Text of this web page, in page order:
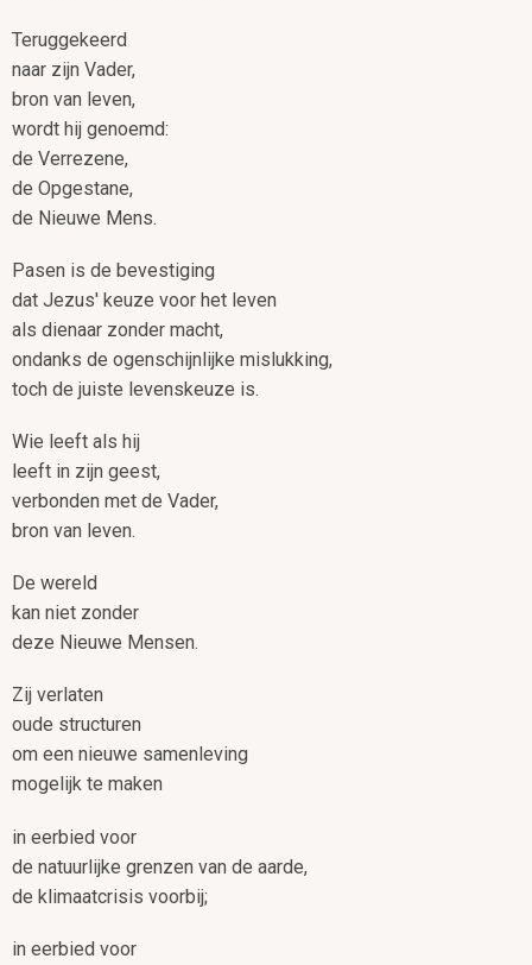
Teruggekeerd
naar zijn Vader,
bron van leven,
wordt hij genoemd:
de Verrezene,
de Opgestane,
de Nieuwe Mens.
Pasen is de bevestiging
dat Jezus' keuze voor het leven
als dienaar zonder macht,
ondanks de ogenschijnlijke mislukking,
toch de juiste levenskeuze is.
Wie leeft als hij
leeft in zijn geest,
verbonden met de Vader,
bron van leven.
De wereld
kan niet zonder
deze Nieuwe Mensen.
Zij verlaten
oude structuren
om een nieuwe samenleving
mogelijk te maken
in eerbied voor
de natuurlijke grenzen van de aarde,
de klimaatcrisis voorbij;
in eerbied voor